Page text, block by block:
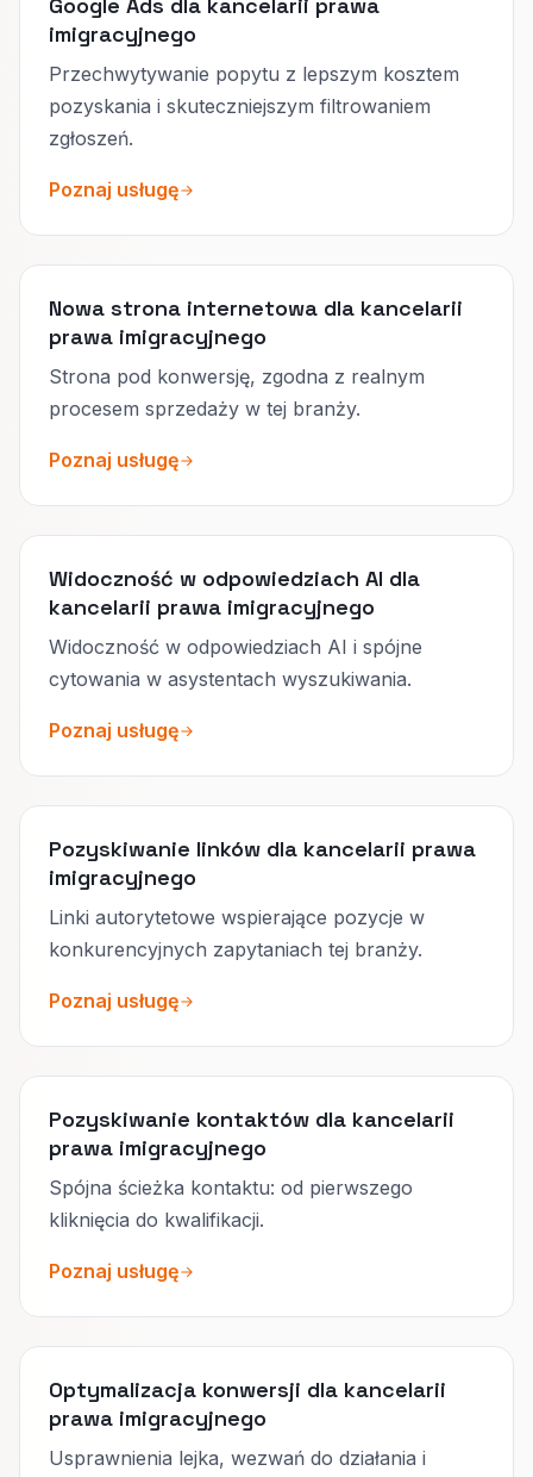
imigracyjnego
Przechwytywanie popytu z lepszym kosztem
pozyskania i skuteczniejszym filtrowaniem
zgłoszeń.
Poznaj usługę
Nowa strona internetowa dla kancelarii
prawa imigracyjnego
Strona pod konwersję, zgodna z realnym
procesem sprzedaży w tej branży.
Poznaj usługę
Widoczność w odpowiedziach AI dla
kancelarii prawa imigracyjnego
Widoczność w odpowiedziach AI i spójne
cytowania w asystentach wyszukiwania.
Poznaj usługę
Pozyskiwanie linków dla kancelarii prawa
imigracyjnego
Linki autorytetowe wspierające pozycje w
konkurencyjnych zapytaniach tej branży.
Poznaj usługę
Pozyskiwanie kontaktów dla kancelarii
prawa imigracyjnego
Spójna ścieżka kontaktu: od pierwszego
kliknięcia do kwalifikacji.
Poznaj usługę
Optymalizacja konwersji dla kancelarii
prawa imigracyjnego
Usprawnienia lejka, wezwań do działania i